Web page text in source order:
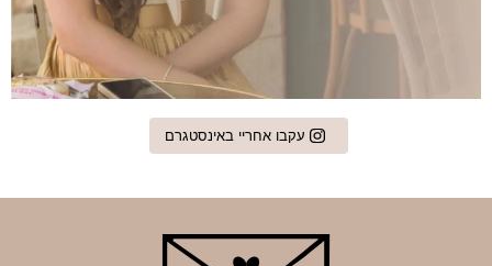
עקבו אחריי באינסטגרם